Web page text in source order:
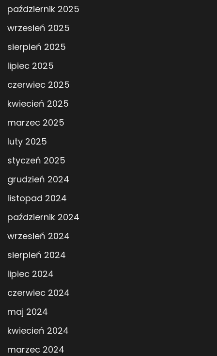
październik 2025
wrzesień 2025
sierpień 2025
lipiec 2025
czerwiec 2025
kwiecień 2025
marzec 2025
luty 2025
styczeń 2025
grudzień 2024
listopad 2024
październik 2024
wrzesień 2024
sierpień 2024
lipiec 2024
czerwiec 2024
maj 2024
kwiecień 2024
marzec 2024